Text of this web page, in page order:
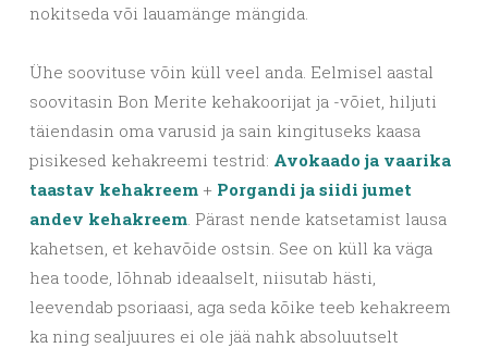
nokitseda või lauamänge mängida.
Ühe soovituse võin küll veel anda. Eelmisel aastal
soovitasin Bon Merite kehakoorijat ja -võiet, hiljuti
täiendasin oma varusid ja sain kingituseks kaasa
pisikesed kehakreemi testrid: Avokaado ja vaarika
taastav kehakreem + Porgandi ja siidi jumet
andev kehakreem . Pärast nende katsetamist lausa
kahetsen, et kehavõide ostsin. See on küll ka väga
hea toode, lõhnab ideaalselt, niisutab hästi,
leevendab psoriaasi, aga seda kõike teeb kehakreem
ka ning sealjuures ei ole jää nahk absoluutselt